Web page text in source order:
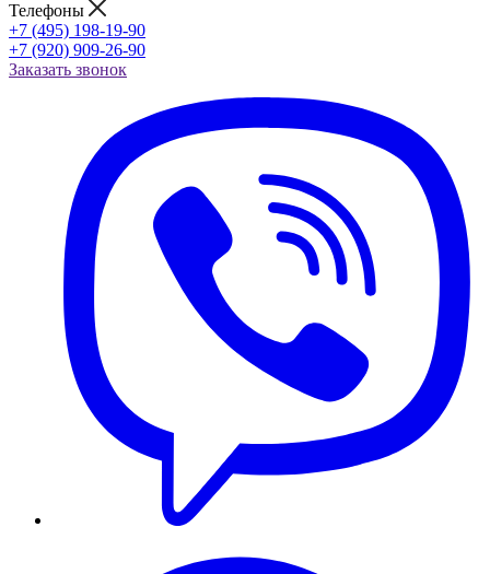
Телефоны
+7 (495) 198-19-90
+7 (920) 909-26-90
Заказать звонок